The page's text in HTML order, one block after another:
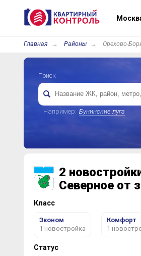
Главная Районы Орехово-
Поиск
Например: Бунинские луга
2
Северное от
Класс
Эконом
1 новостройка
Комфорт
1
Статус